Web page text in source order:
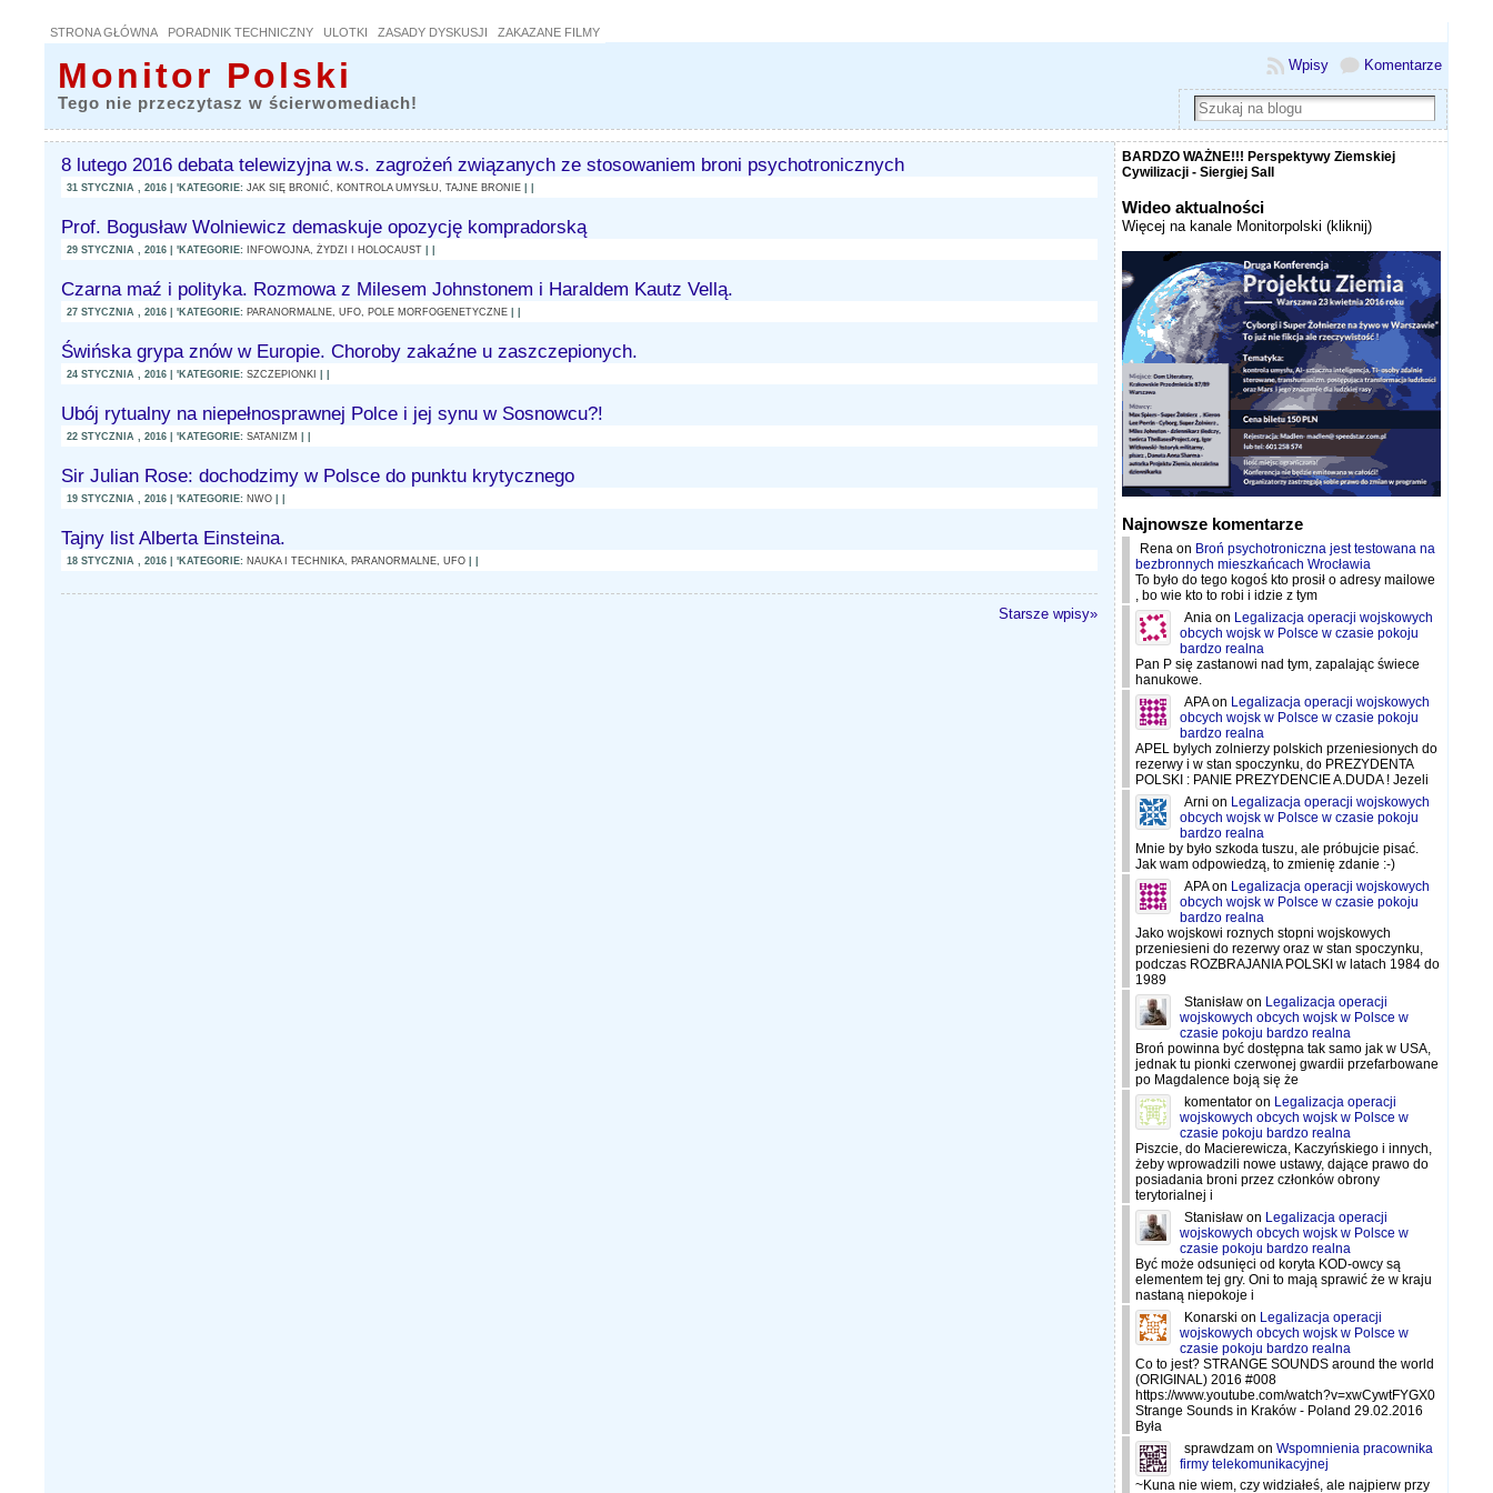
STRONA GŁÓWNA PORADNIK TECHNICZNY ULOTKI ZASADY DYSKUSJI ZAKAZANE FILMY
Monitor Polski
Tego nie przeczytasz w ścierwomediach!
Komentarze
Wpisy
8 lutego 2016 debata telewizyjna w.s. zagrożeń związanych ze stosowaniem broni psychotronicznych
31 STYCZNIA , 2016 | 'KATEGORIE:JAK SIĘ BRONIĆ,KONTROLA UMYSŁU,TAJNE BRONIE | |
Prof. Bogusław Wolniewicz demaskuje opozycję kompradorską
29 STYCZNIA , 2016 | 'KATEGORIE:INFOWOJNA,ŻYDZI I HOLOCAUST | |
Czarna maź i polityka. Rozmowa z Milesem Johnstonem i Haraldem Kautz Vellą.
27 STYCZNIA , 2016 | 'KATEGORIE:PARANORMALNE, UFO,POLE MORFOGENETYCZNE | |
Świńska grypa znów w Europie. Choroby zakaźne u zaszczepionych.
24 STYCZNIA , 2016 | 'KATEGORIE:SZCZEPIONKI | |
Ubój rytualny na niepełnosprawnej Polce i jej synu w Sosnowcu?!
22 STYCZNIA , 2016 | 'KATEGORIE:SATANIZM | |
Sir Julian Rose: dochodzimy w Polsce do punktu krytycznego
19 STYCZNIA , 2016 | 'KATEGORIE:NWO | |
Tajny list Alberta Einsteina.
18 STYCZNIA , 2016 | 'KATEGORIE:NAUKA I TECHNIKA,PARANORMALNE, UFO | |
Starsze wpisy»
BARDZO WAŻNE!!! Perspektywy Ziemskiej
Cywilizacji - Siergiej Sall
Wideo aktualności
Więcej na kanale Monitorpolski (kliknij)
Najnowsze komentarze
Rena on Broń psychotroniczna jest testowana na
bezbronnych mieszkańcach Wrocławia
To było do tego kogoś kto prosił o adresy mailowe
, bo wie kto to robi i idzie z tym
Ania on Legalizacja operacji wojskowych
obcych wojsk w Polsce w czasie pokoju
bardzo realna
Pan P się zastanowi nad tym, zapalając świece
hanukowe.
APAon Legalizacja operacji wojskowych
obcych wojsk w Polsce w czasie pokoju
bardzo realna
APEL bylych zolnierzy polskich przeniesionych do
rezerwy i w stan spoczynku, do PREZYDENTA
POLSKI : PANIE PREZYDENCIE A.DUDA ! Jezeli
Arni on Legalizacja operacji wojskowych
obcych wojsk w Polsce w czasie pokoju
bardzo realna
Mnie by było szkoda tuszu, ale próbujcie pisać.
Jak wam odpowiedzą, to zmienię zdanie :-)
APAon Legalizacja operacji wojskowych
obcych wojsk w Polsce w czasie pokoju
bardzo realna
Jako wojskowi roznych stopni wojskowych
przeniesieni do rezerwy oraz w stan spoczynku,
podczas ROZBRAJANIA POLSKI w latach 1984 do
1989
Stanisław on Legalizacja operacji
wojskowych obcych wojsk w Polsce w
czasie pokoju bardzo realna
Broń powinna być dostępna tak samo jak w USA,
jednak tu pionki czerwonej gwardii przefarbowane
po Magdalence boją się że
komentator on Legalizacja operacji
wojskowych obcych wojsk w Polsce w
czasie pokoju bardzo realna
Piszcie, do Macierewicza, Kaczyńskiego i innych,
żeby wprowadzili nowe ustawy, dające prawo do
posiadania broni przez członków obrony
terytorialnej i
Stanisław on Legalizacja operacji
wojskowych obcych wojsk w Polsce w
czasie pokoju bardzo realna
Być może odsunięci od koryta KOD-owcy są
elementem tej gry. Oni to mają sprawić że w kraju
nastaną niepokoje i
Konarski on Legalizacja operacji
wojskowych obcych wojsk w Polsce w
czasie pokoju bardzo realna
Co to jest? STRANGE SOUNDS around the world
(ORIGINAL) 2016 #008
https://www.youtube.com/watch?v=xwCywtFYGX0
Strange Sounds in Kraków - Poland 29.02.2016
Była
sprawdzam onWspomnienia pracownika
firmy telekomunikacyjnej
~Kuna nie wiem, czy widziałeś, ale najpierw przy